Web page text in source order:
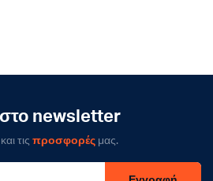
newsletter
τιςπροσφορέςμας.